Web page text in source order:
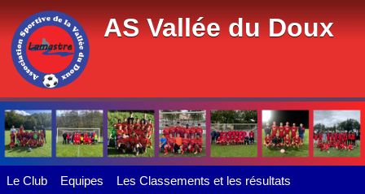
AS Vallée du Doux
Le Club Equipes Les Classements et les résultats
Panneau de gestion des cookies